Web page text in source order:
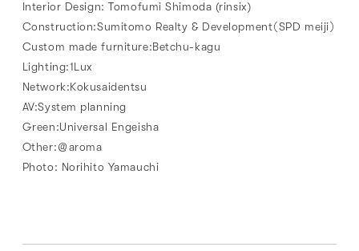
Interior Design: Tomofumi Shimoda (rinsix)
Construction:Sumitomo Realty & Development（SPD meiji）
Custom made furniture:Betchu-kagu
Lighting:1Lux
Network:Kokusaidentsu
AV:System planning
Green:Universal Engeisha
Other:＠aroma
Photo: Norihito Yamauchi